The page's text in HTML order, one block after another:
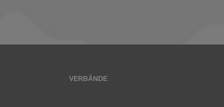
VERBÄNDE